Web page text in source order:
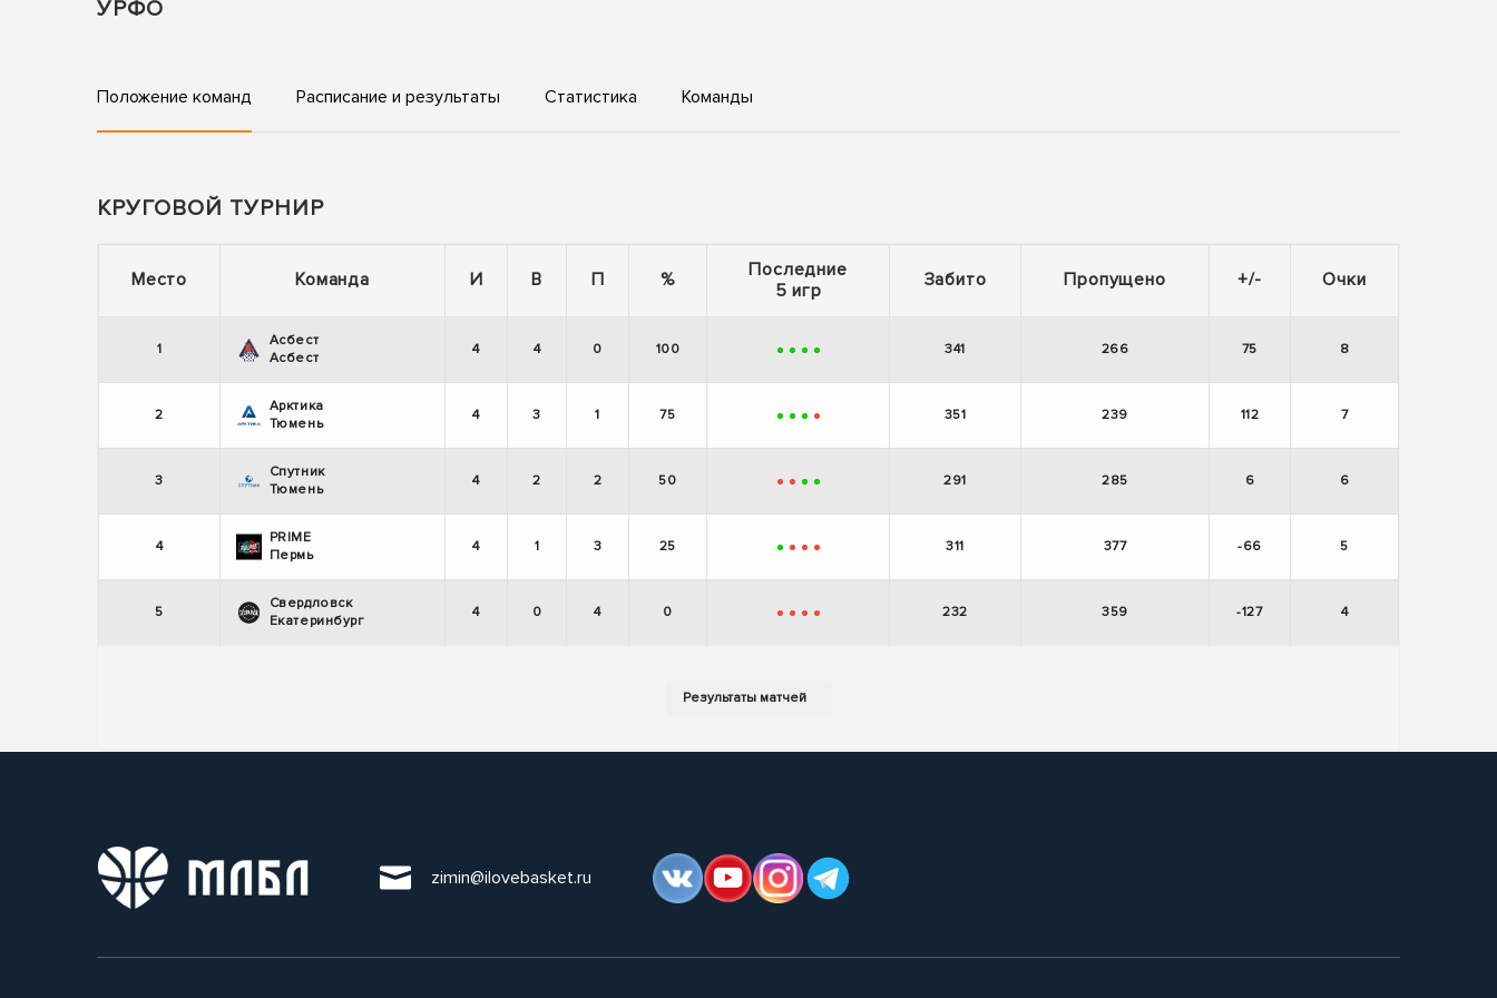
УРФО
Положение команд Расписание и результаты Статистика Команды
КРУГОВОЙ ТУРНИР
Место Команда И В П %
Последние
5 игр
Забито Пропущено +/- Очки
1
Асбест
Асбест
4 4 0 100 + + + + 341 266 75 8
2
Арктика
Тюмень
4 3 1 75 + + + - 351 239 112 7
3
Спутник
Тюмень
4 2 2 50 - - + + 291 285 6 6
4
PRIME
Пермь
4 1 3 25 + - - - 311 377 -66 5
5
Свердловск
Екатеринбург
4 0 4 0 - - - - 232 359 -127 4
zimin@ilovebasket.ru